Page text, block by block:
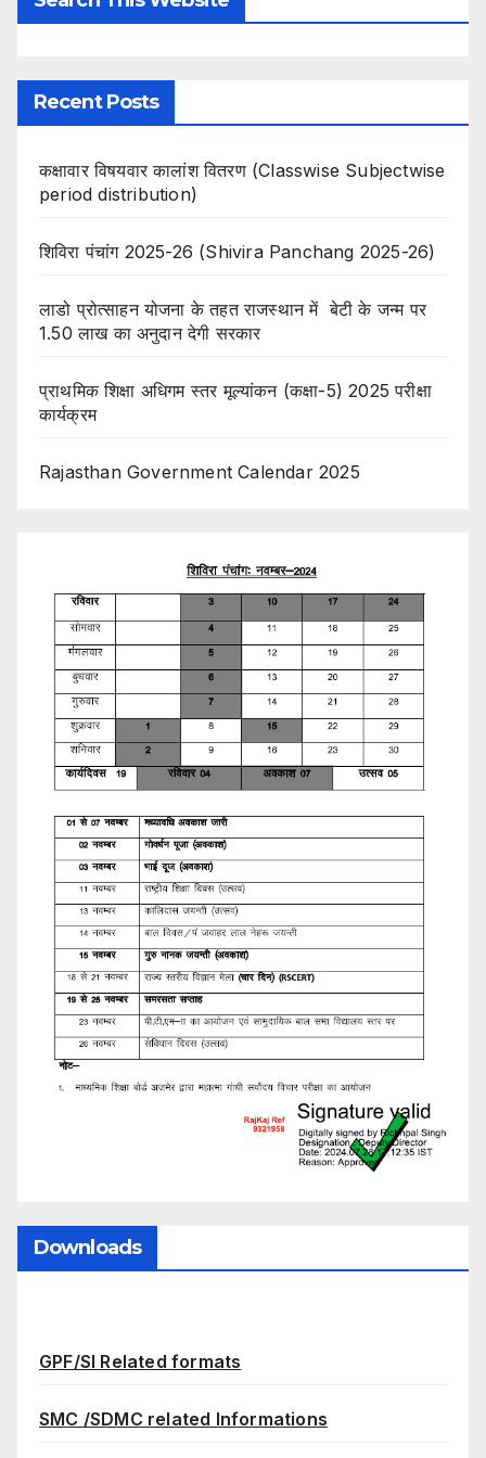
Recent Posts
कक्षावार विषयवार कालांश वितरण (Classwise Subjectwise
period distribution)
शिविरा पंचांग 2025-26 (Shivira Panchang 2025-26)
लाडो प्रोत्साहन योजना के तहत राजस्थान में बेटी के जन्म पर
1.50 लाख का अनुदान देगी सरकार
प्राथमिक शिक्षा अधिगम स्तर मूल्यांकन (कक्षा-5) 2025 परीक्षा
कार्यक्रम
Rajasthan Government Calendar 2025
Downloads
GPF/SI Related formats
SMC /SDMC related Informations